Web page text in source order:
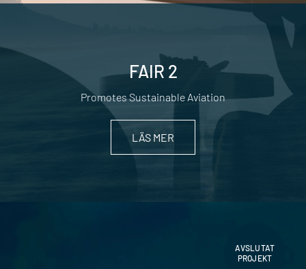
FAIR 2
Promotes Sustainable Aviation
LÄS MER
AVSLUTAT
PROJEKT